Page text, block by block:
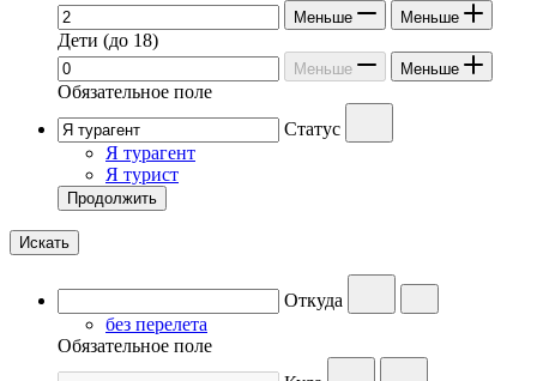
Меньше Меньше
Дети (до 18)
Меньше Меньше
Обязательное поле
Статус
Я турагент
Я турист
Продолжить
Искать
Откуда
без перелета
Обязательное поле